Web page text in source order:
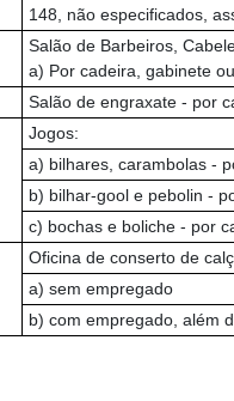
148, não especificados,
Salão de Barbeiros,
a) Por cadeira, gabinete
Salão de engraxate - por
Jogos:
a) bilhares, carambolas -
b) bilhar-gool e pebolin -
c) bochas e boliche - por
Oficina de conserto de
a) sem empregado
b) com empregado, além